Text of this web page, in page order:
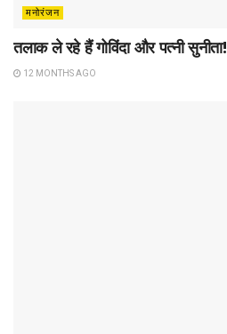
मनोरंजन
तलाक ले रहे हैं गोविंदा और पत्नी सुनीता!
12 MONTHS AGO